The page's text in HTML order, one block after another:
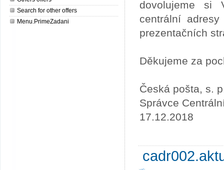
Search for other offers
Menu.PrimeZadani
dovolujeme si
centrální
prezentačních
Děkujeme za
Česká pošta, s.
Správce
17.12.2018